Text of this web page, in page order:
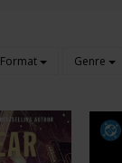
Format Genre